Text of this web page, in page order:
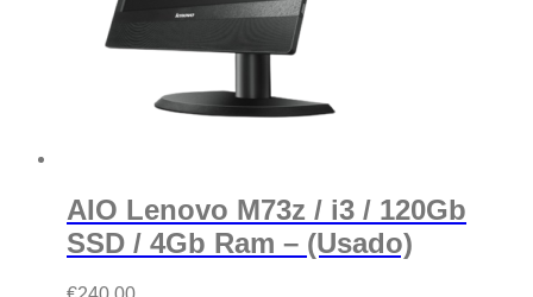
AIO Lenovo M73z / i3 / 120Gb
SSD / 4Gb Ram – (Usado)